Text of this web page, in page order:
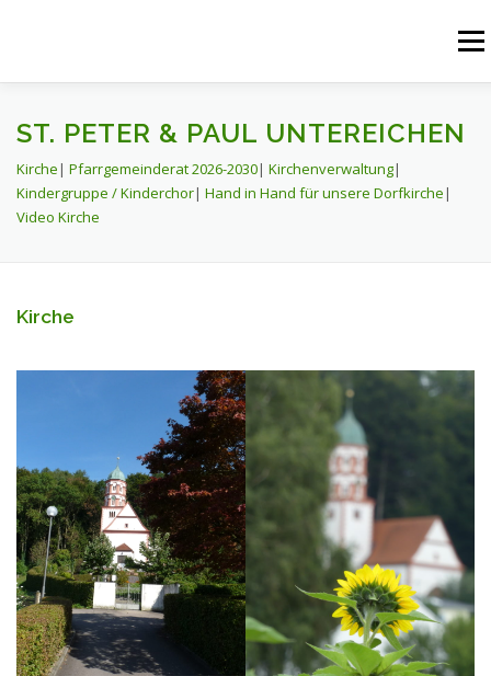
Menü
START AKTUELLES UNSERE ANGEBOTE
PFARREIENGEMEINSCHAFT
ST. PETER & PAUL UNTEREICHEN
Kirche| Pfarrgemeinderat 2026-2030| Kirchenverwaltung|
Kindergruppe / Kinderchor| Hand in Hand für unsere Dorfkirche|
Video Kirche
Kirche